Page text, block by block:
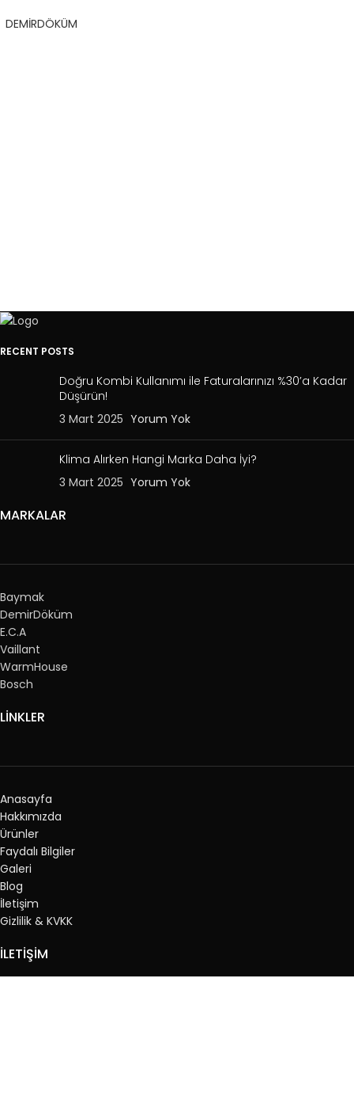
DEMİRDÖKÜM
RECENT POSTS
Doğru Kombi Kullanımı ile Faturalarınızı %30’a Kadar
Düşürün!
3 Mart 2025 Yorum Yok
Klima Alırken Hangi Marka Daha İyi?
3 Mart 2025 Yorum Yok
MARKALAR
Baymak
DemirDöküm
E.C.A
Vaillant
WarmHouse
Bosch
LİNKLER
Anasayfa
Hakkımızda
Ürünler
Faydalı Bilgiler
Galeri
Blog
İletişim
Gizlilik & KVKK
İLETİŞİM